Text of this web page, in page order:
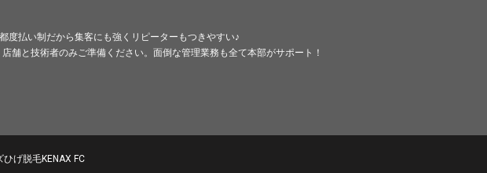
度払い制だから集客にも強くリピーターもつきやすい♪
舗と技術者のみご準備ください。面倒な管理業務も全て本部がサポート！
ひげ脱毛KENAX FC